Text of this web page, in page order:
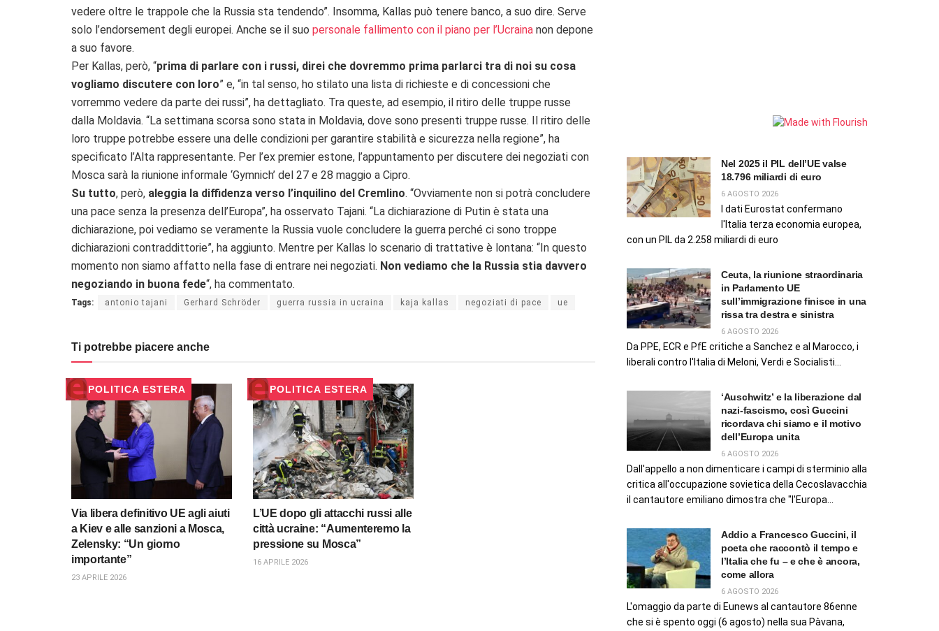
vedere oltre le trappole che la Russia sta tendendo”. Insomma, Kallas può tenere banco, a suo dire. Serve
solo l’endorsement degli europei. Anche se il suo personale fallimento con il piano per l’Ucraina non depone
a suo favore.
Per Kallas, però, “prima di parlare con i russi, direi che dovremmo prima parlarci tra di noi su cosa
vogliamo discutere con loro” e, “in tal senso, ho stilato una lista di richieste e di concessioni che
vorremmo vedere da parte dei russi”, ha dettagliato. Tra queste, ad esempio, il ritiro delle truppe russe
dalla Moldavia. “La settimana scorsa sono stata in Moldavia, dove sono presenti truppe russe. Il ritiro delle
loro truppe potrebbe essere una delle condizioni per garantire stabilità e sicurezza nella regione”, ha
specificato l’Alta rappresentante. Per l’ex premier estone, l’appuntamento per discutere dei negoziati con
Mosca sarà la riunione informale ‘Gymnich’ del 27 e 28 maggio a Cipro.
Su tutto, però, aleggia la diffidenza verso l’inquilino del Cremlino. “Ovviamente non si potrà concludere
una pace senza la presenza dell’Europa”, ha osservato Tajani. “La dichiarazione di Putin è stata una
dichiarazione, poi vediamo se veramente la Russia vuole concludere la guerra perché ci sono troppe
dichiarazioni contraddittorie”, ha aggiunto. Mentre per Kallas lo scenario di trattative è lontana: “In questo
momento non siamo affatto nella fase di entrare nei negoziati. Non vediamo che la Russia stia davvero
negoziando in buona fede“, ha commentato.
Tags: antonio tajani Gerhard Schröder guerra russia in ucraina kaja kallas negoziati di pace ue
Ti potrebbe piacere anche
POLITICA ESTERA
Via libera definitivo UE agli aiuti
a Kiev e alle sanzioni a Mosca,
Zelensky: “Un giorno
importante”
23 APRILE 2026
POLITICA ESTERA
L’UE dopo gli attacchi russi alle
città ucraine: “Aumenteremo la
pressione su Mosca”
16 APRILE 2026
Nel 2025 il PIL dell’UE valse
18.796 miliardi di euro
6 AGOSTO 2026
I dati Eurostat confermano
l'Italia terza economia europea,
con un PIL da 2.258 miliardi di euro
Ceuta, la riunione straordinaria
in Parlamento UE
sull’immigrazione finisce in una
rissa tra destra e sinistra
6 AGOSTO 2026
Da PPE, ECR e PfE critiche a Sanchez e al Marocco, i
liberali contro l'Italia di Meloni, Verdi e Socialisti...
‘Auschwitz’ e la liberazione dal
nazi-fascismo, così Guccini
ricordava chi siamo e il motivo
dell’Europa unita
6 AGOSTO 2026
Dall'appello a non dimenticare i campi di sterminio alla
critica all'occupazione sovietica della Cecoslavacchia
il cantautore emiliano dimostra che "l'Europa...
Addio a Francesco Guccini, il
poeta che raccontò il tempo e
l’Italia che fu – e che è ancora,
come allora
6 AGOSTO 2026
L'omaggio da parte di Eunews al cantautore 86enne
che si è spento oggi (6 agosto) nella sua Pàvana,